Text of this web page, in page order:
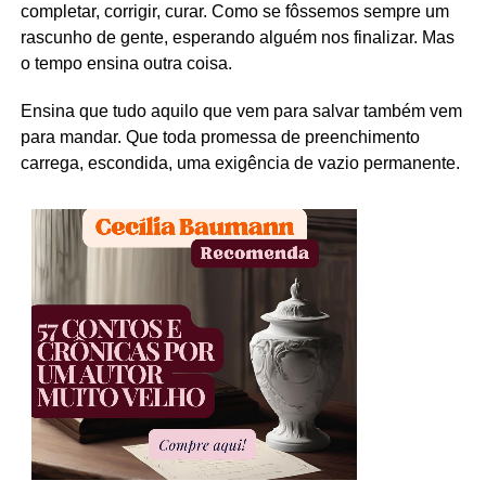
completar, corrigir, curar. Como se fôssemos sempre um
rascunho de gente, esperando alguém nos finalizar. Mas
o tempo ensina outra coisa.
Ensina que tudo aquilo que vem para salvar também vem
para mandar. Que toda promessa de preenchimento
carrega, escondida, uma exigência de vazio permanente.